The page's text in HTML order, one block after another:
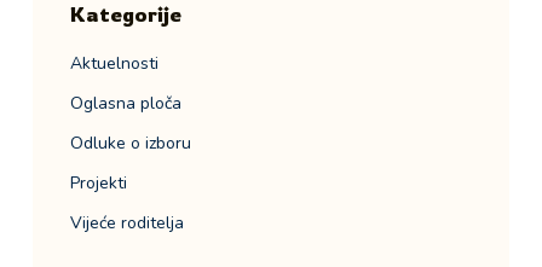
Kategorije
Aktuelnosti
Oglasna ploča
Odluke o izboru
Projekti
Vijeće roditelja